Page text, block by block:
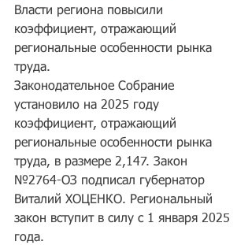
Власти региона повысили
коэффициент, отражающий
региональные особенности рынка
труда.
Законодательное Собрание
установило на 2025 году
коэффициент, отражающий
региональные особенности рынка
труда, в размере 2,147. Закон
№2764-ОЗ подписал губернатор
Виталий ХОЦЕНКО. Региональный
закон вступит в силу с 1 января 2025
года.